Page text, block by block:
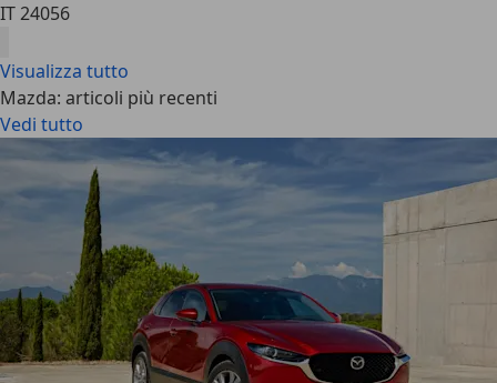
IT 24056
Visualizza tutto
Mazda: articoli più recenti
Vedi tutto